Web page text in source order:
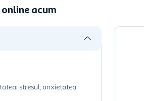
acum
stresul, anxietatea,